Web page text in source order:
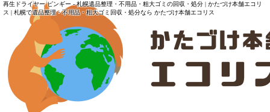
再生ドライヤー ピンギー - 札幌遺品整理・不用品・粗大ゴミの回収・処分 | かたづけ本舗エコリ
ス | 札幌で遺品整理・不用品・粗大ゴミ回収・処分なら かたづけ本舗エコリス